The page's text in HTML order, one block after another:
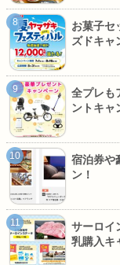
お菓子セ
ズドキャ
全プレも
ントキャ
宿泊券や
ン！
サーロイ
乳購入キ